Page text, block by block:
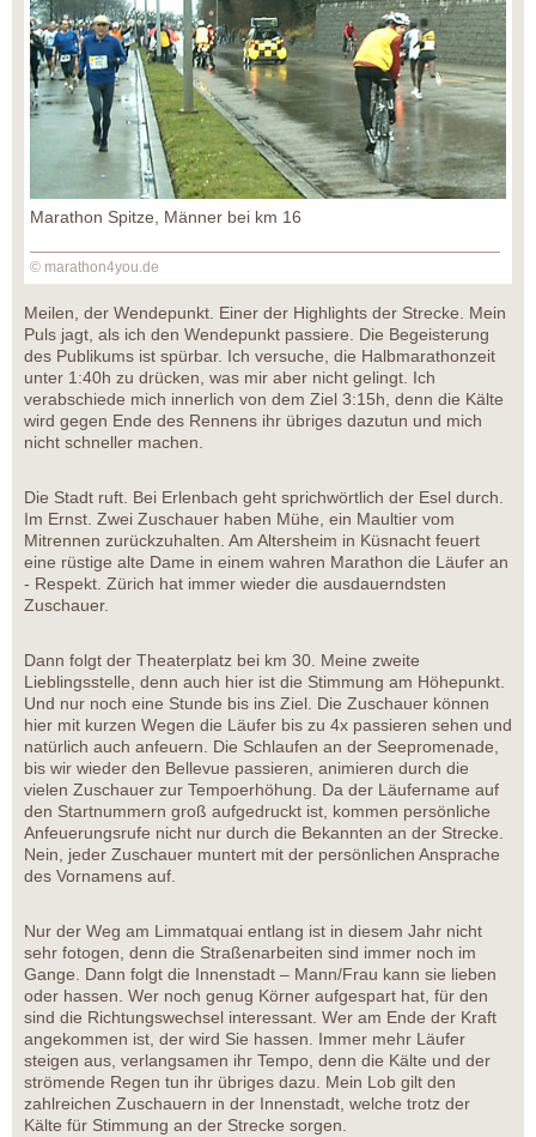
Marathon Spitze, Männer bei km 16
© marathon4you.de
Meilen, der Wendepunkt. Einer der Highlights der Strecke. Mein
Puls jagt, als ich den Wendepunkt passiere. Die Begeisterung
des Publikums ist spürbar. Ich versuche, die Halbmarathonzeit
unter 1:40h zu drücken, was mir aber nicht gelingt. Ich
verabschiede mich innerlich von dem Ziel 3:15h, denn die Kälte
wird gegen Ende des Rennens ihr übriges dazutun und mich
nicht schneller machen.
Die Stadt ruft. Bei Erlenbach geht sprichwörtlich der Esel durch.
Im Ernst. Zwei Zuschauer haben Mühe, ein Maultier vom
Mitrennen zurückzuhalten. Am Altersheim in Küsnacht feuert
eine rüstige alte Dame in einem wahren Marathon die Läufer an
- Respekt. Zürich hat immer wieder die ausdauerndsten
Zuschauer.
Dann folgt der Theaterplatz bei km 30. Meine zweite
Lieblingsstelle, denn auch hier ist die Stimmung am Höhepunkt.
Und nur noch eine Stunde bis ins Ziel. Die Zuschauer können
hier mit kurzen Wegen die Läufer bis zu 4x passieren sehen und
natürlich auch anfeuern. Die Schlaufen an der Seepromenade,
bis wir wieder den Bellevue passieren, animieren durch die
vielen Zuschauer zur Tempoerhöhung. Da der Läufername auf
den Startnummern groß aufgedruckt ist, kommen persönliche
Anfeuerungsrufe nicht nur durch die Bekannten an der Strecke.
Nein, jeder Zuschauer muntert mit der persönlichen Ansprache
des Vornamens auf.
Nur der Weg am Limmatquai entlang ist in diesem Jahr nicht
sehr fotogen, denn die Straßenarbeiten sind immer noch im
Gange. Dann folgt die Innenstadt – Mann/Frau kann sie lieben
oder hassen. Wer noch genug Körner aufgespart hat, für den
sind die Richtungswechsel interessant. Wer am Ende der Kraft
angekommen ist, der wird Sie hassen. Immer mehr Läufer
steigen aus, verlangsamen ihr Tempo, denn die Kälte und der
strömende Regen tun ihr übriges dazu. Mein Lob gilt den
zahlreichen Zuschauern in der Innenstadt, welche trotz der
Kälte für Stimmung an der Strecke sorgen.